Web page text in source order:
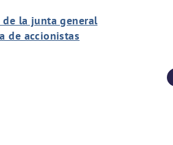
de la junta general
de accionistas